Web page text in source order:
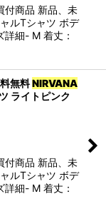
付商品 新品、未
ルTシャツ ボデ
細- M 着丈：
無料NIRVANA
ライトピンク
付商品 新品、未
ルTシャツ ボデ
細- M 着丈：